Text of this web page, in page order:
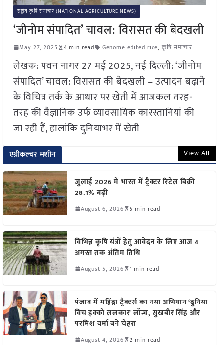
राष्ट्रीय कृषि समाचार (NATIONAL AGRICULTURE NEWS)
‘जीनोम संपादित’ चावल: विरासत की बेदखली
May 27, 2025 4 min read Genome edited rice, कृषि समाचार
लेखक: पवन नागर 27 मई 2025, नई दिल्ली: ‘जीनोम
संपादित’ चावल: विरासत की बेदखली – उत्पादन बढ़ाने
के विचित्र तर्क के आधार पर खेती में आजकल तरह-
तरह की वैज्ञानिक उर्फ व्यावसायिक कारस्तानियां की
जा रही हैं, हालांकि दुनियाभर में खेती
एग्रीकल्चर मशीन View All
जुलाई 2026 में भारत में ट्रैक्टर रिटेल बिक्री
28.1% बढ़ी
August 6, 2026 5 min read
विभिन्न कृषि यंत्रों हेतु आवेदन के लिए आज 4
अगस्त तक अंतिम तिथि
August 5, 2026 1 min read
पंजाब में महिंद्रा ट्रैक्टर्स का नया अभियान ‘दुनिया
विच इक्को ललकार’ लॉन्च, सुखबीर सिंह और
परमिश वर्मा बने चेहरा
August 4, 2026 2 min read